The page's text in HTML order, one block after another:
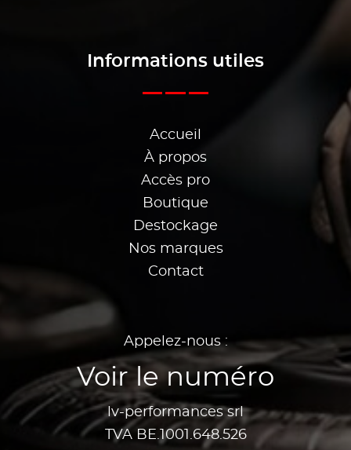
Informations utiles
Accueil
À propos
Accès pro
Boutique
Destockage
Nos marques
Contact
Appelez-nous :
Voir le numéro
lv-performances srl
TVA BE.1001.648.526